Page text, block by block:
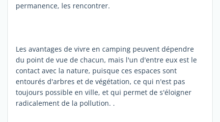
permanence, les rencontrer.
Les avantages de vivre en camping peuvent dépendre
du point de vue de chacun, mais l'un d'entre eux est le
contact avec la nature, puisque ces espaces sont
entourés d'arbres et de végétation, ce qui n'est pas
toujours possible en ville, et qui permet de s'éloigner
radicalement de la pollution. .